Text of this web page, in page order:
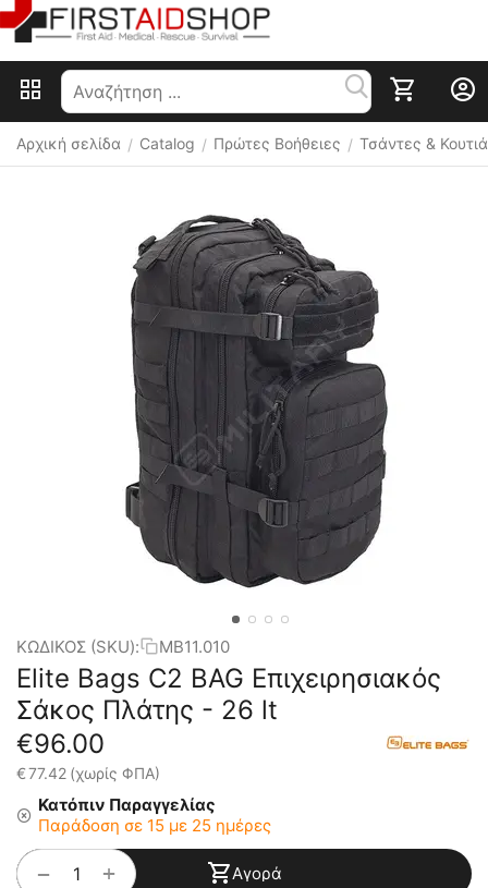
Αρχική σελίδα / Catalog / Πρώτες Βοήθειες / Τσάντες & Κουτιά
ΚΩΔΙΚΟΣ (SKU): MB11.010
Elite Bags C2 BAG Επιχειρησιακός
Σάκος Πλάτης - 26 lt
€96.00
€77.42 (χωρίς ΦΠΑ)
Κατόπιν Παραγγελίας
Παράδοση σε 15 με 25 ημέρες
+
− Αγορά